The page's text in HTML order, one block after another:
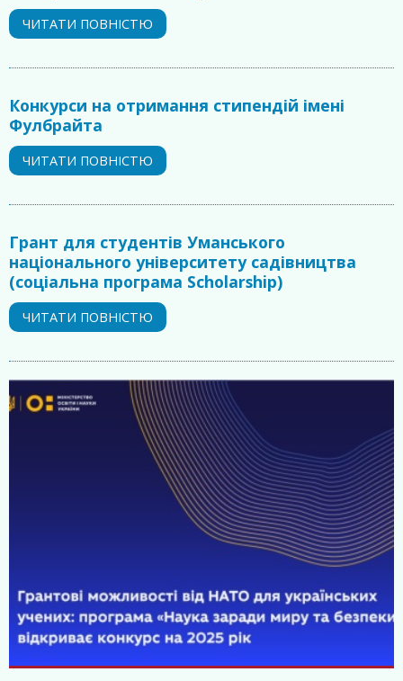
ЧИТАТИ ПОВНІСТЮ
Конкурси на отримання стипендій імені
Фулбрайта
ЧИТАТИ ПОВНІСТЮ
Грант для студентів Уманського
національного університету садівництва
(соціальна програма Scholarship)
ЧИТАТИ ПОВНІСТЮ